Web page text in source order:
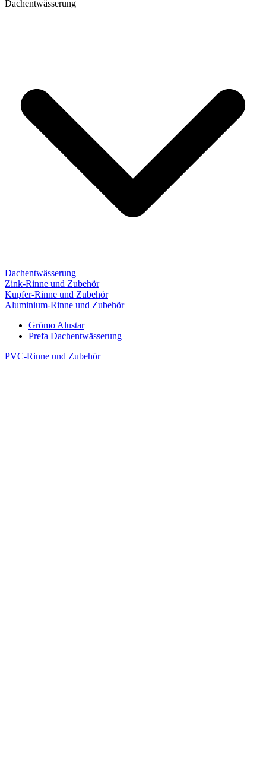
Dachentwässerung
Dachentwässerung
Zink-Rinne und Zubehör
Kupfer-Rinne und Zubehör
Aluminium-Rinne und Zubehör
Grömo Alustar
Prefa Dachentwässerung
PVC-Rinne und Zubehör